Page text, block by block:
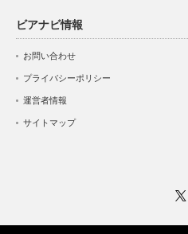
ビアナビ情報
お問い合わせ
プライバシーポリシー
運営者情報
サイトマップ